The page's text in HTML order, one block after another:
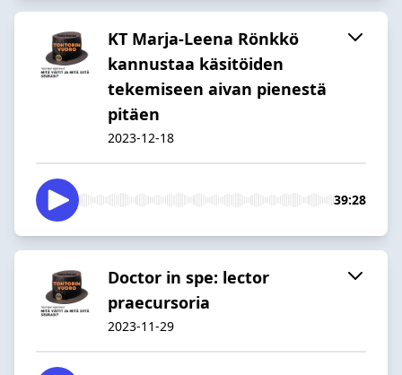
KT Marja-Leena Rönkkö
kannustaa käsitöiden
tekemiseen aivan pienestä
pitäen
2023-12-18
39:28
Doctor in spe: lector
praecursoria
2023-11-29